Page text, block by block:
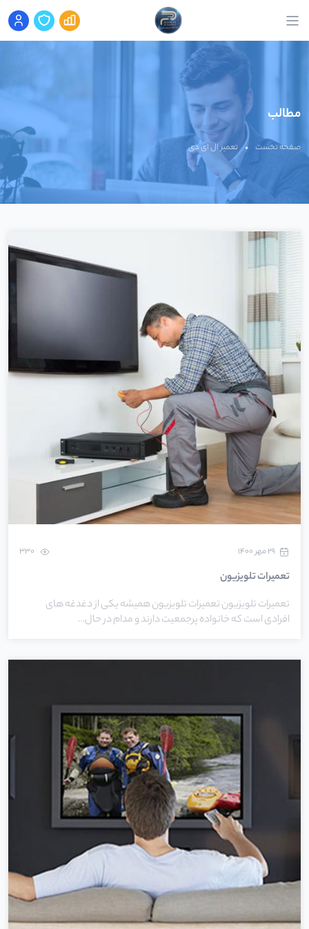
مطالب
صفحه نخست • تعمیر ال ای دی
۲۹ مهر ۱۴۰۰
تعمیرات تلویزیون
تعمیرات تلویزیون تعمیرات تلویزیون همیشه یکی از دغدغه های
افرادی است که خانواده پرجمعیت دارند و مدام در حال…